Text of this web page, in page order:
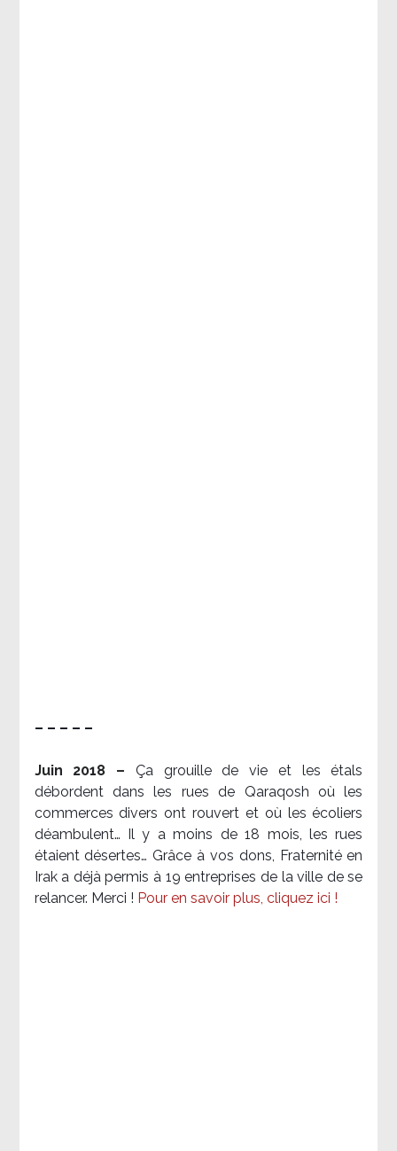
– – – – –
Juin 2018 – Ça grouille de vie et les étals
débordent dans les rues de Qaraqosh où les
commerces divers ont rouvert et où les écoliers
déambulent… Il y a moins de 18 mois, les rues
étaient désertes… Grâce à vos dons, Fraternité en
Irak a déjà permis à 19 entreprises de la ville de se
relancer. Merci ! Pour en savoir plus, cliquez ici !